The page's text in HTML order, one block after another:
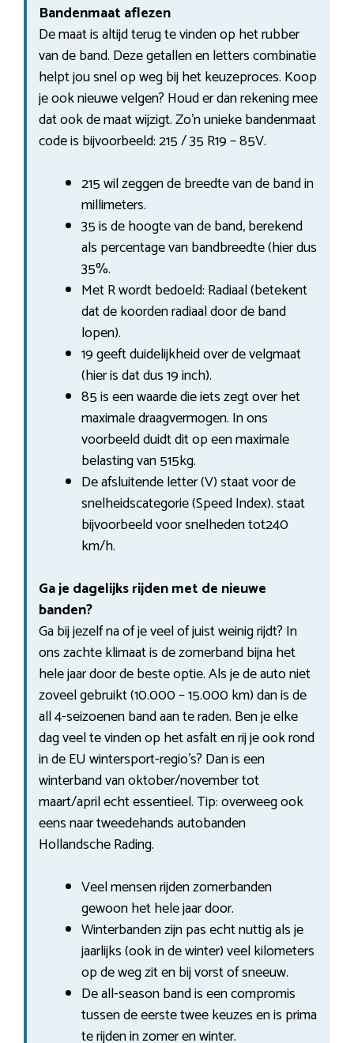
Bandenmaat aflezen
De maat is altijd terug te vinden op het rubber
van de band. Deze getallen en letters combinatie
helpt jou snel op weg bij het keuzeproces. Koop
je ook nieuwe velgen? Houd er dan rekening mee
dat ook de maat wijzigt. Zo’n unieke bandenmaat
code is bijvoorbeeld: 215 / 35 R19 – 85V.
215 wil zeggen de breedte van de band in
millimeters.
35 is de hoogte van de band, berekend
als percentage van bandbreedte (hier dus
35%.
Met R wordt bedoeld: Radiaal (betekent
dat de koorden radiaal door de band
lopen).
19 geeft duidelijkheid over de velgmaat
(hier is dat dus 19 inch).
85 is een waarde die iets zegt over het
maximale draagvermogen. In ons
voorbeeld duidt dit op een maximale
belasting van 515kg.
De afsluitende letter (V) staat voor de
snelheidscategorie (Speed Index). staat
bijvoorbeeld voor snelheden tot240
km/h.
Ga je dagelijks rijden met de nieuwe
banden?
Ga bij jezelf na of je veel of juist weinig rijdt? In
ons zachte klimaat is de zomerband bijna het
hele jaar door de beste optie. Als je de auto niet
zoveel gebruikt (10.000 – 15.000 km) dan is de
all 4-seizoenen band aan te raden. Ben je elke
dag veel te vinden op het asfalt en rij je ook rond
in de EU wintersport-regio’s? Dan is een
winterband van oktober/november tot
maart/april echt essentieel. Tip: overweeg ook
eens naar tweedehands autobanden
Hollandsche Rading.
Veel mensen rijden zomerbanden
gewoon het hele jaar door.
Winterbanden zijn pas echt nuttig als je
jaarlijks (ook in de winter) veel kilometers
op de weg zit en bij vorst of sneeuw.
De all-season band is een compromis
tussen de eerste twee keuzes en is prima
te rijden in zomer en winter.